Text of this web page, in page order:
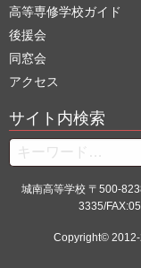
高等専修学校ガイド
後援会
同窓会
アクセス
サイト内検索
Search
城南高等学校 〒500-
3335/
Copyright©